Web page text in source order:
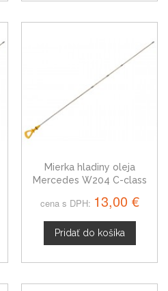
Mierka hladiny oleja
Mercedes W204 C-class
cena s DPH: 13,00 €
Pridať do košíka